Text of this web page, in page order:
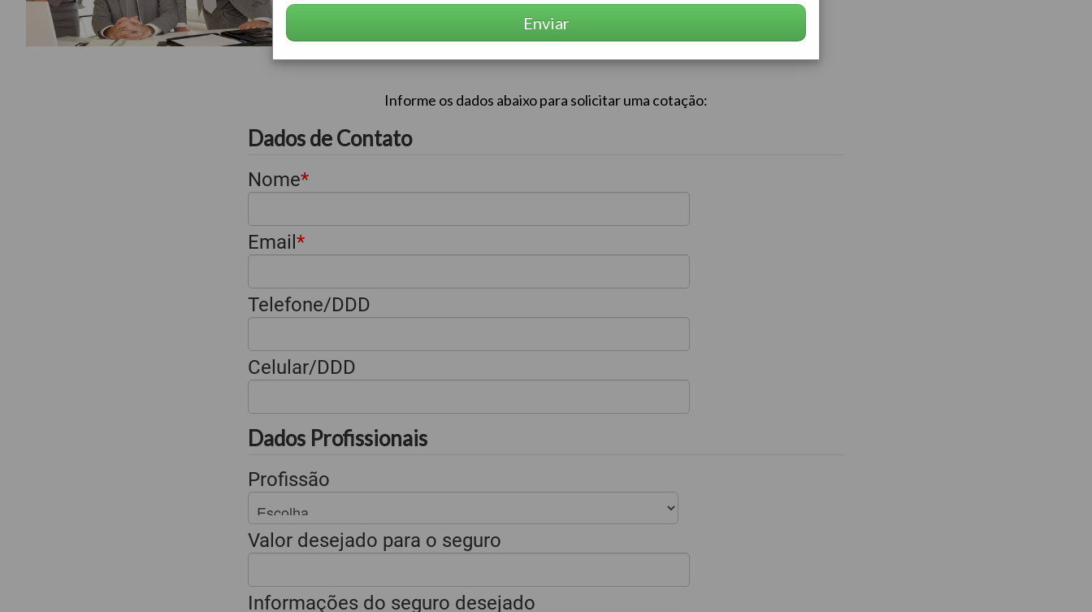
Informe os dados abaixo para solicitar uma cotação:
Dados de Contato
Nome
Email
Telefone/DDD
Celular/DDD
Dados Profissionais
Profissão
Valor desejado para o seguro
Informações do seguro desejado
Enviar